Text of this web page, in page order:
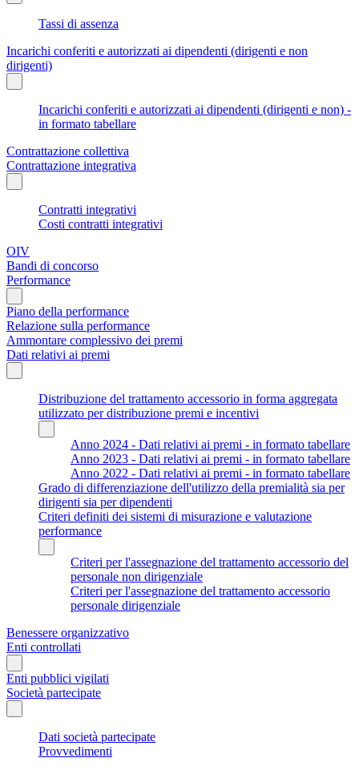
Tassi di assenza
Incarichi conferiti e autorizzati ai dipendenti (dirigenti e non
dirigenti)
Incarichi conferiti e autorizzati ai dipendenti (dirigenti e non) -
in formato tabellare
Contrattazione collettiva
Contrattazione integrativa
Contratti integrativi
Costi contratti integrativi
OIV
Bandi di concorso
Performance
Piano della performance
Relazione sulla performance
Ammontare complessivo dei premi
Dati relativi ai premi
Distribuzione del trattamento accessorio in forma aggregata
utilizzato per distribuzione premi e incentivi
Anno 2024 - Dati relativi ai premi - in formato tabellare
Anno 2023 - Dati relativi ai premi - in formato tabellare
Anno 2022 - Dati relativi ai premi - in formato tabellare
Grado di differenziazione dell'utilizzo della premialità sia per
dirigenti sia per dipendenti
Criteri definiti dei sistemi di misurazione e valutazione
performance
Criteri per l'assegnazione del trattamento accessorio del
personale non dirigenziale
Criteri per l'assegnazione del trattamento accessorio
personale dirigenziale
Benessere organizzativo
Enti controllati
Enti pubblici vigilati
Società partecipate
Dati società partecipate
Provvedimenti